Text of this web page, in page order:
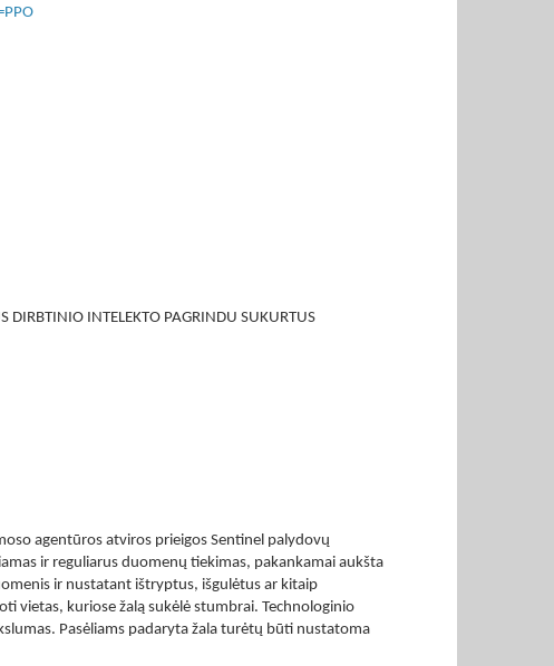
INTELEKTO PAGRINDU SUKURTUS
agentūros atviros prieigos Sentinel palydovų
ir reguliarus duomenų tiekimas, pakankamai aukšta
ir nustatant ištryptus, išgulėtus ar kitaip
vietas, kuriose žalą sukėlė stumbrai. Technologinio
Pasėliams padaryta žala turėtų būti nustatoma